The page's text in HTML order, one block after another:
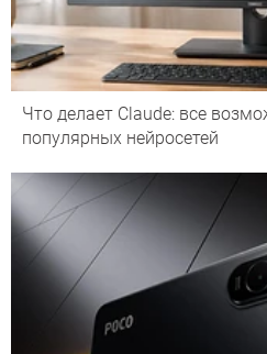
Что делает Сlaude: все
популярных нейросетей